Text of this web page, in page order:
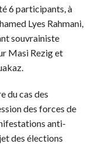
6 participants, à
Lyes Rahmani,
souvrainiste
Masi Rezig et
du cas des
des forces de
anti-
des élections